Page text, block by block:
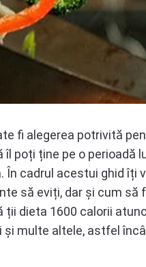
fi alegerea potrivită
poți ține pe o perioadă
cadrul acestui ghid îți
să eviți, dar și cum
dieta 1600 calorii
multe altele, astfel